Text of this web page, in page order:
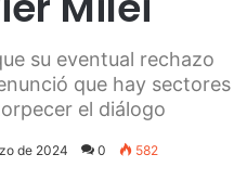
su eventual rechazo
que hay sectores
el diálogo
de 2024 0 582